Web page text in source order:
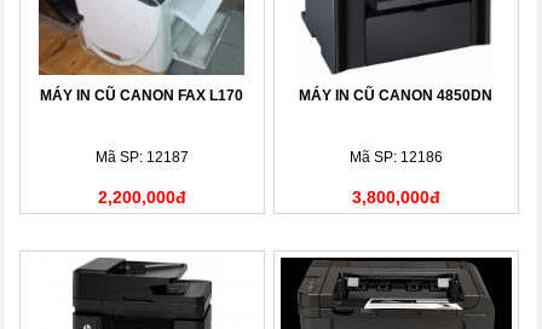
MÁY IN CŨ CANON FAX L170
Mã SP: 12187
2,200,000đ
MÁY IN CŨ CANON 4850DN
Mã SP: 12186
3,800,000đ